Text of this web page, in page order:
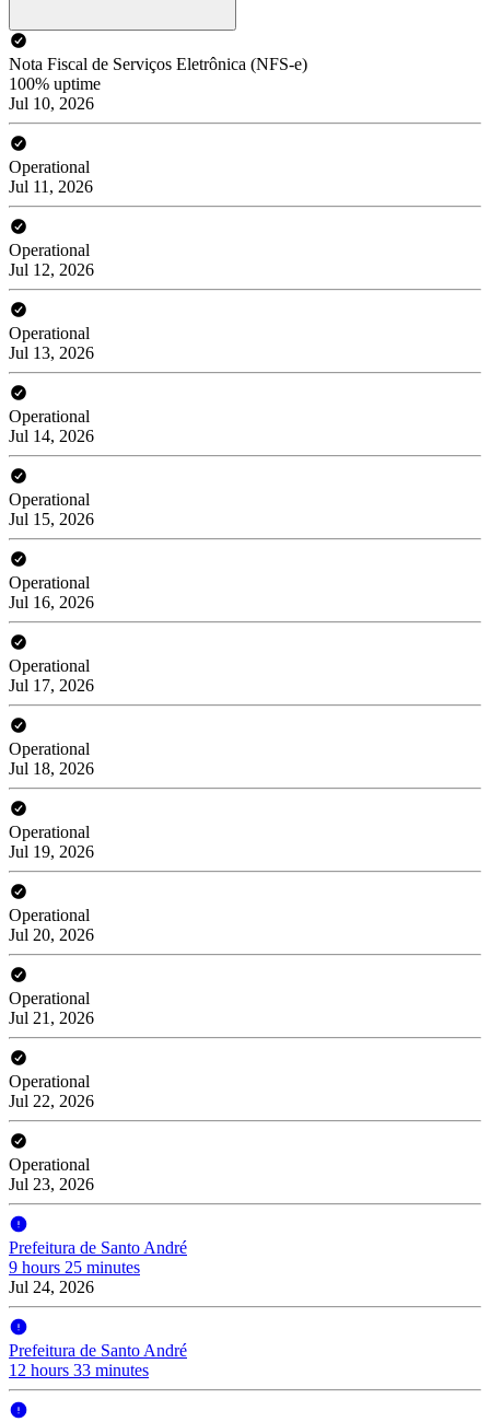
Nota Fiscal de Serviços Eletrônica (NFS-e)
100% uptime
Jul 10, 2026
Operational
Jul 11, 2026
Operational
Jul 12, 2026
Operational
Jul 13, 2026
Operational
Jul 14, 2026
Operational
Jul 15, 2026
Operational
Jul 16, 2026
Operational
Jul 17, 2026
Operational
Jul 18, 2026
Operational
Jul 19, 2026
Operational
Jul 20, 2026
Operational
Jul 21, 2026
Operational
Jul 22, 2026
Operational
Jul 23, 2026
Prefeitura de Santo André
9 hours 25 minutes
Jul 24, 2026
Prefeitura de Santo André
12 hours 33 minutes